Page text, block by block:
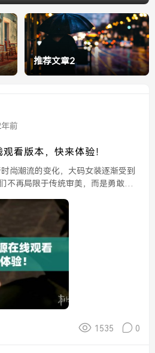
推荐文章2
年前
看版本，快来体验！
不再局限于传统审美，而是勇敢地
多选择，既能凸...
1535 0